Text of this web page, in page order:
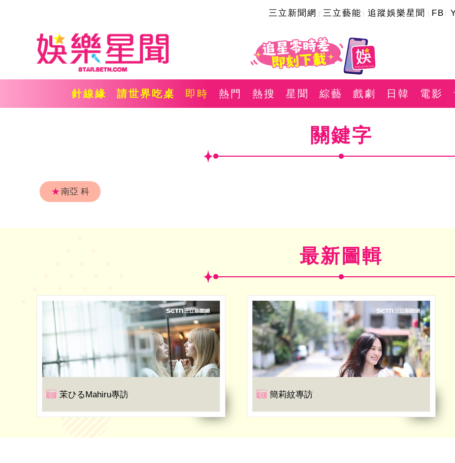
三立新聞網 三立藝能 追蹤娛樂星聞 FB
針線緣 請世界吃桌 即時 熱門 熱搜 星聞 綜藝 戲劇 日韓 電影
關鍵字
★南亞 科
最新圖輯
茉ひるMahiru專訪 簡莉紋專訪